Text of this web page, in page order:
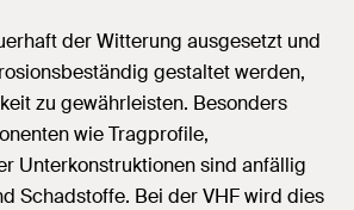
der Witterung ausgesetzt und
gestaltet werden,
zu gewährleisten. Besonders
wie Tragprofile,
Unterkonstruktionen sind anfällig
Schadstoffe. Bei der VHF wird dies